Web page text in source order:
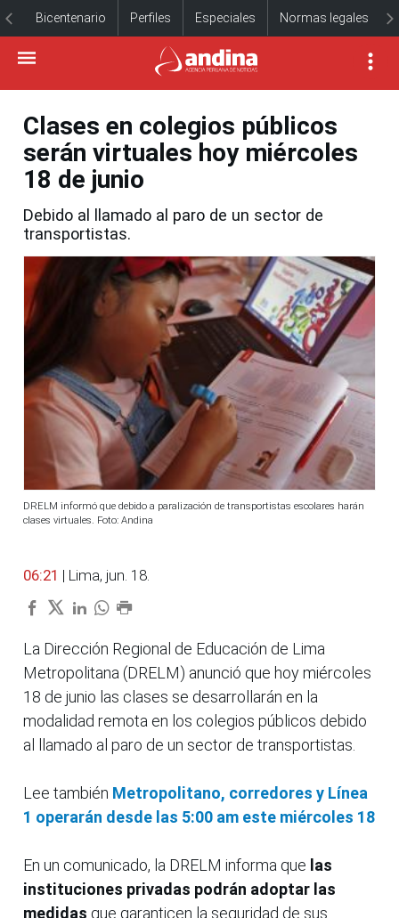
Bicentenario Perfiles Especiales Normas legales
Clases en colegios públicos
serán virtuales hoy miércoles
18 de junio
Debido al llamado al paro de un sector de
transportistas.
DRELM informó que debido a paralización de transportistas escolares harán
clases virtuales. Foto: Andina
06:21 | Lima, jun. 18.
La Dirección Regional de Educación de Lima
Metropolitana (DRELM) anunció que hoy miércoles
18 de junio las clases se desarrollarán en la
modalidad remota en los colegios públicos debido
al llamado al paro de un sector de transportistas.
Lee también Metropolitano, corredores y Línea
1 operarán desde las 5:00 am este miércoles 18
En un comunicado, la DRELM informa que las
instituciones privadas podrán adoptar las
medidas que garanticen la seguridad de sus